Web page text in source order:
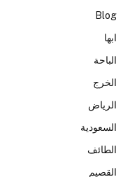
Blog
ابها
الباحة
الخرج
الرياض
السعودية
الطائف
القصيم